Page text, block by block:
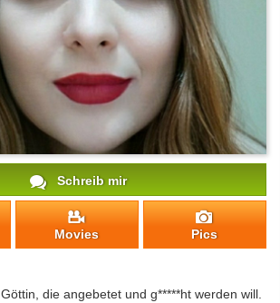
Schreib mir
Movies Pics
die angebetet und g*****ht werden will.